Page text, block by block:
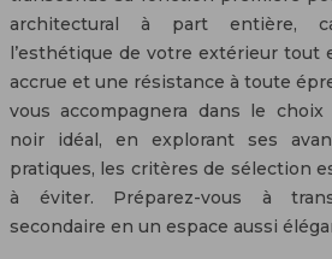
architectural à part entière,
l’esthétique de votre extérieur tout
accrue et une résistance à toute
vous accompagnera dans le choix
noir idéal, en explorant ses
pratiques, les critères de sélection
à éviter. Préparez-vous à
secondaire en un espace aussi